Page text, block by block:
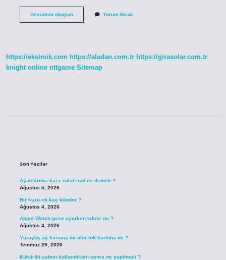
Devamını okuyunMısırı
Yorum Bırak
https://eksimik.com https://aladan.com.tr https://girasolar.com.tr
knight online nttgame Sitemap
Son Yazılar
Ayaklarıma kara sular indi ne demek ?
Ağustos 5, 2026
Bir kuzu eti kaç kilodur ?
Ağustos 4, 2026
Apple Watch gece uyurken takılır mı ?
Ağustos 4, 2026
Yürüyüş aç karnına mı olur tok karnına mı ?
Temmuz 29, 2026
Kükürtlü sabun kullandıktan sonra ne yapılmalı ?